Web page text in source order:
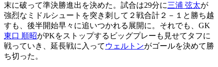
末に破って準決勝進出を決めた。試合は29分に三浦 弦太が
強烈なミドルシュートを突き刺して２戦合計２－１と勝ち越
すも、後半開始早々に追いつかれる展開に。それでも、GK
東口 順昭がPKをストップするビッグプレーも見せてタフに
戦っていき、延長戦に入って ウェルトンがゴールを決めて勝
ち切った。